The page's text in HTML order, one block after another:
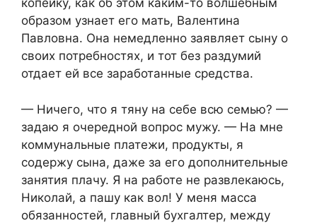
копейку, как об этом каким-то волшебным
образом узнает его мать, Валентина
Павловна. Она немедленно заявляет сыну о
своих потребностях, и тот без раздумий
отдает ей все заработанные средства.
— Ничего, что я тяну на себе всю семью? —
задаю я очередной вопрос мужу. — На мне
коммунальные платежи, продукты, я
содержу сына, даже за его дополнительные
занятия плачу. Я на работе не развлекаюсь,
Николай, а пашу как вол! У меня масса
обязанностей, главный бухгалтер, между